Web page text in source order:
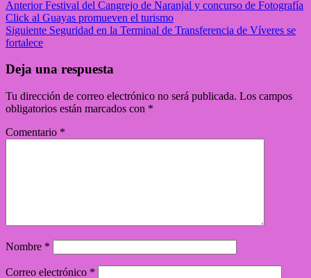
AnteriorFestival del Cangrejo de Naranjal y concurso de Fotografía
Click al Guayas promueven el turismo
Siguiente Seguridad en la Terminal de Transferencia de Víveres se
fortalece
Deja una respuesta
Tu dirección de correo electrónico no será publicada. Los campos
obligatorios están marcados con *
Comentario *
Nombre *
Correo electrónico *